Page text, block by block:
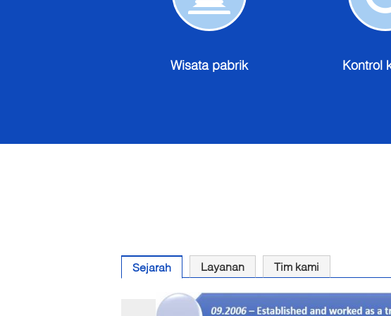
Wisata
pabrik
Wisata pabrik Kontrol
Sejarah Layanan Tim kami